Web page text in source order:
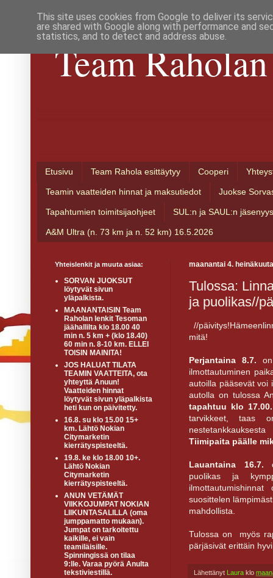
Team
Etusivu Team Rahola esittäytyy Cooperi
Teamin vaatteiden hinnat ja maksutiedot Juokse
Tapahtumien toimitsijaohjeet SUL:n ja SAUL:n jäsenyys
A&M Ultra (n. 73 km ja n. 52 km) 16.5.2026
maanantai 4.
Tulossa:
ja puolikas//
//
mitä!
Perjantaina 8.7.
ilmottautuminen
autoilla pääsevät voi
autolla on tulossa
tapahtuu klo 17.00.
tarvikkeet, taas
Tiimipaita päälle
Lauantaina 16.7.
puolikas ja
suosittelen
mahdollista.
Tulossa on myös
pärjäsivät erittäin
Lähettänyt Laura klo
Yhteislenkit ja muuta asiaa:
SORVAN JUOKSUT
löytyvät sivun
yläpalkista.
MAANANTAISIN Team
Raholan lenkit Tesoman
jäähallilta klo 18.00 40
min n. 5 km + (klo 18.40)
60 min n. 8-10 km. ELLEI
TOISIN MAINITA!
JOS HALUAT TILATA
TEAMIN VAATTEITA, ota
yhteyttä Anuun!
Vaatteiden hinnat
löytyvät sivun yläpalkista
heti kun on päivitetty.
16.8. su klo 15.00 15+
km. Lähtö Nokian
Citymarketin
kierrätyspisteeltä.
19.8. ke klo 18.00 10+.
Lähtö Nokian
Citymarketin
kierrätyspisteeltä.
ANUN VETÄMÄT
VIIKKOJUMPAT NOKIAN
LIIKUNTASALILLA (oma
jumppamatto mukaan).
Jumpat on tarkoitettu
kaikille, ei vain
teamiläisille.
Spinningissä on tilaa
9:lle. Varaa pyörä Anulta
tekstiviestillä.
This site uses cookies from Google to deliver its
are shared with Google along with performance and
statistics, and to detect and address abuse.